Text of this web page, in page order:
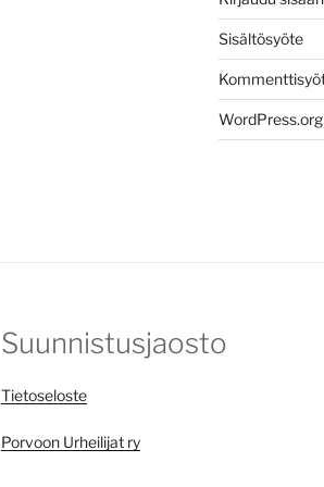
Sisältösyöte
WordPress.org
Suunnistusjaosto
Tietoseloste
Porvoon Urheilijat ry